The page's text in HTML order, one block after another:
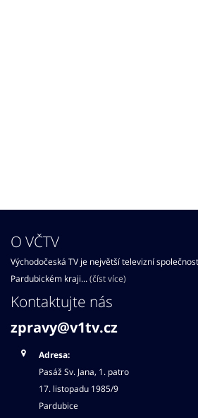
O VČTV
Východočeská TV je největší televizní
Pardubickém kraji... (číst více)
Kontaktujte nás
zpravy@v1tv.cz
Adresa:
Pasáž Sv. Jana, 1. patro
17. listopadu 1985/9
Pardubice